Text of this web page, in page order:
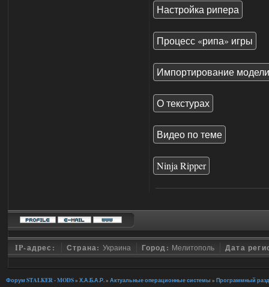
Настройка рипера
Процесс «рипа» игры
Импортирование модели
О текстурах
Видео по теме
Ninja Ripper
IP-адрес: Страна: Украина Город: Мелитополь Дата
Форум STALKER - MODS» Х.А.Б.А.Р.» Актуальные операционные системы » Программный